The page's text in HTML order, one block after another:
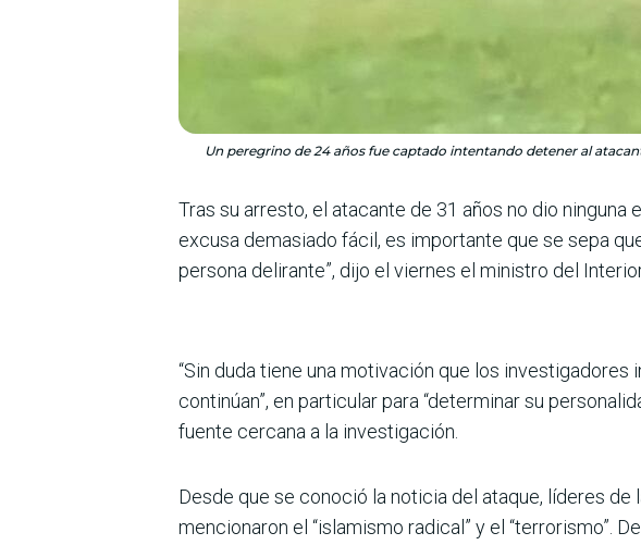
Un peregrino de 24 años fue captado intentando detener al
Tras su arresto, el atacante de 31 años no dio ninguna
excusa demasiado fácil, es importante que se sepa
persona delirante”, dijo el viernes el ministro del
“Sin duda tiene una motivación que los investigadores
continúan”, en particular para “determinar su
fuente cercana a la investigación.
Desde que se conoció la noticia del ataque, líderes
mencionaron el “islamismo radical” y el “terrorismo”.